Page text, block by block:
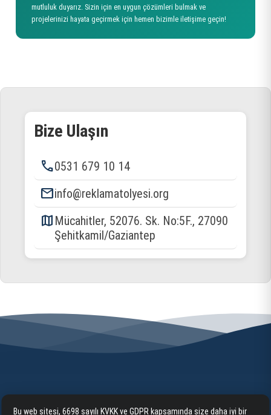
mutluluk duyarız. Sizin için en uygun çözümleri bulmak ve
projelerinizi hayata geçirmek için hemen bizimle iletişime geçin!
Bize Ulaşın
phone0531 679 10 14
emailinfo@reklamatolyesi.org
map Mücahitler, 52076. Sk. No:5F., 27090
Şehitkamil/Gaziantep
Bu web sitesi, 6698 sayılı KVKK ve GDPR kapsamında size daha iyi bir